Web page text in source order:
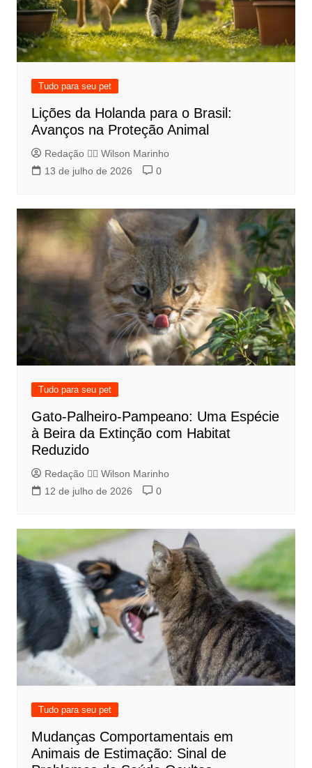
Tudo para seu pet
Lições da Holanda para o Brasil:
Avanços na Proteção Animal
Redação 👨‍⚖️​ Wilson Marinho
13 de julho de 2026
0
Tudo para seu pet
Gato-Palheiro-Pampeano: Uma Espécie
à Beira da Extinção com Habitat
Reduzido
Redação 👨‍⚖️​ Wilson Marinho
12 de julho de 2026
0
Tudo para seu pet
Mudanças Comportamentais em
Animais de Estimação: Sinal de